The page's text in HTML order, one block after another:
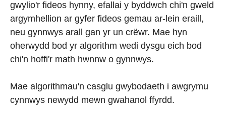
gwylio'r fideos hynny, efallai y byddwch chi'n gweld
argymhellion ar gyfer fideos gemau ar-lein eraill,
neu gynnwys arall gan yr un crëwr. Mae hyn
oherwydd bod yr algorithm wedi dysgu eich bod
chi'n hoffi'r math hwnnw o gynnwys.
Mae algorithmau'n casglu gwybodaeth i awgrymu
cynnwys newydd mewn gwahanol ffyrdd.